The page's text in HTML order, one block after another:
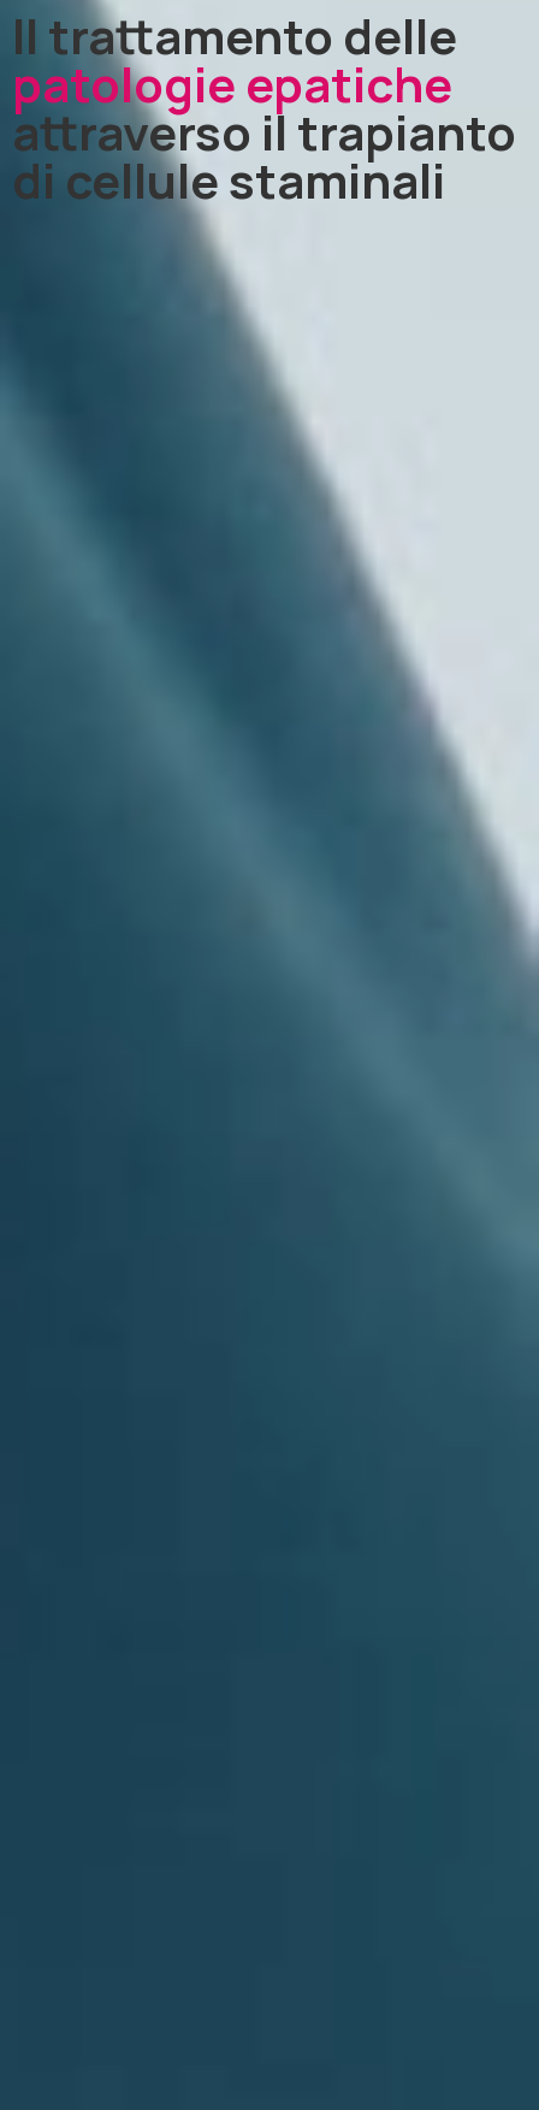
Il trattamento delle
patologie epatiche
attraverso il trapianto
di cellule staminali